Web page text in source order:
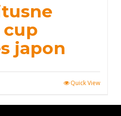
cup
japon
Quick View